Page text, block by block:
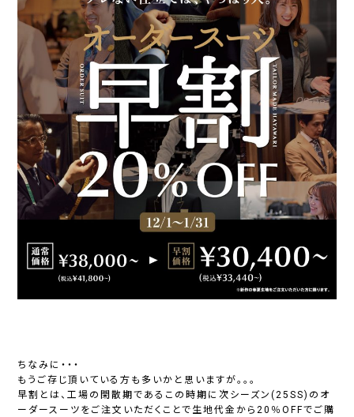
ちなみに・・・
もうご存じ頂いている方も多いかと思いますが。。。
早割とは、工場の閑散期であるこの時期に次シーズン(25SS)のオ
ーダースーツをご注文いただくことで生地代金から20％OFFでご購